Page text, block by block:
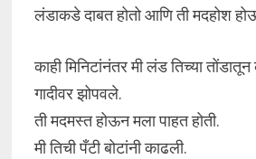
लंडाकडे दाबत होतो आणि ती मदहोश
काही मिनिटांनंतर मी लंड तिच्या
गादीवर झोपवले.
ती मदमस्त होऊन मला पाहत होती.
मी तिची पँटी बोटांनी काढली.